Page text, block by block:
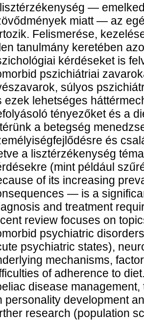
—
miatt — az
Felismerése,
tanulmány keretében
kérdéseket is
pszichiátriai
súlyos
ezek lehetséges
tényezőket és a
a betegség
és
a lisztérzékenység
(mint például
of its increasing
— is a
and treatment
review focuses on
psychiatric
psychiatric states),
mechanisms,
of adherence to
disease
personality development
research (population